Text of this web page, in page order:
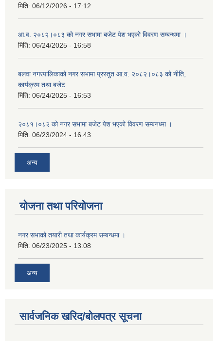
मिति: 06/12/2026 - 17:12
आ.व. २०८२।०८३ को नगर सभामा बजेट पेश भएको विवरण सम्बन्धमा ।
मिति: 06/24/2025 - 16:58
बलवा नगरपालिकाको नगर सभामा प्रस्तुत आ.व. २०८२।०८३ को नीति,
कार्यक्रम तथा बजेट
मिति: 06/24/2025 - 16:53
२०८१।०८२ को नगर सभामा बजेट पेश भएको विवरण सम्बनध्मा ।
मिति: 06/23/2024 - 16:43
अन्य
योजना तथा परियोजना
नगर सभाको तयारी तथा कार्यक्रम सम्बन्धमा ।
मिति: 06/23/2025 - 13:08
अन्य
सार्वजनिक खरिद/बोलपत्र सूचना